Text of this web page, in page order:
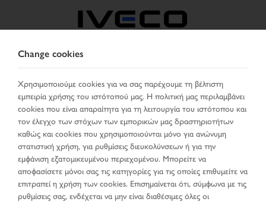
ΕΠΙΛΈΞΤΕ ΧΏΡΑ ΑΛΛΑΞΕ ΓΛΏΣΣΑ
Toggle
navigation
MENU
Change cookies
Χρησιμοποιούμε cookies για να σας παρέχουμε τη βέλτιστη
εμπειρία χρήσης του ιστότοπού μας. Η πολιτική μας περιλαμβάνει
cookies που είναι απαραίτητα για τη λειτουργία του ιστότοπου και
τον έλεγχο των στόχων των εμπορικών μας δραστηριοτήτων
καθώς και cookies που χρησιμοποιούνται μόνο για ανώνυμη
στατιστική χρήση, για ρυθμίσεις διευκολύνσεων ή για την
εμφάνιση εξατομικευμένου περιεχομένου. Μπορείτε να
αποφασίσετε μόνοι σας τις κατηγορίες για τις οποίες επιθυμείτε να
επιτραπεί η χρήση των cookies. Επισημαίνεται ότι, σύμφωνα με τις
ρυθμίσεις σας, ενδέχεται να μην είναι διαθέσιμες όλες οι